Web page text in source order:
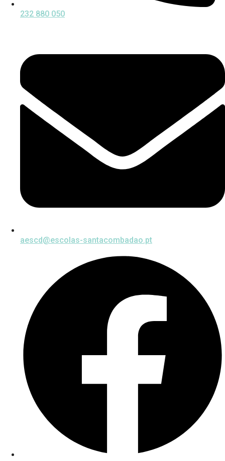
232 880 050
aescd@escolas-santacombadao.pt